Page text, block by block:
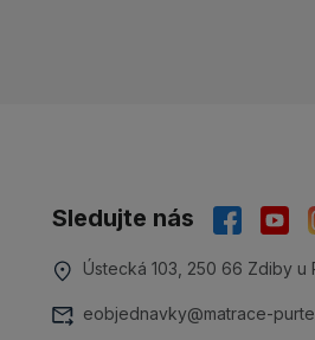
Sledujte nás
Ústecká 103, 250 66 Zdiby u
eobjednavky@matrace-